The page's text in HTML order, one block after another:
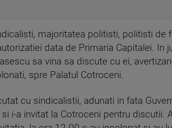
majoritatea politisti, politisti de
data de Primaria Capitalei. In
sa vina sa discute cu ei,
spre Palatul Cotroceni.
cu sindicalistii, adunati in fata
i-a invitat la Cotroceni pentru discutii.